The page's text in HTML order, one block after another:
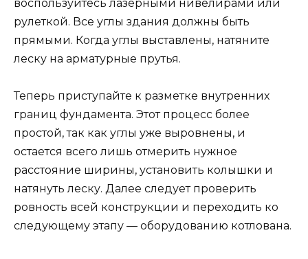
воспользуйтесь лазерными нивелирами или
рулеткой. Все углы здания должны быть
прямыми. Когда углы выставлены, натяните
леску на арматурные прутья.
Теперь приступайте к разметке внутренних
границ фундамента. Этот процесс более
простой, так как углы уже выровнены, и
остается всего лишь отмерить нужное
расстояние ширины, установить колышки и
натянуть леску. Далее следует проверить
ровность всей конструкции и переходить ко
следующему этапу — оборудованию котлована.